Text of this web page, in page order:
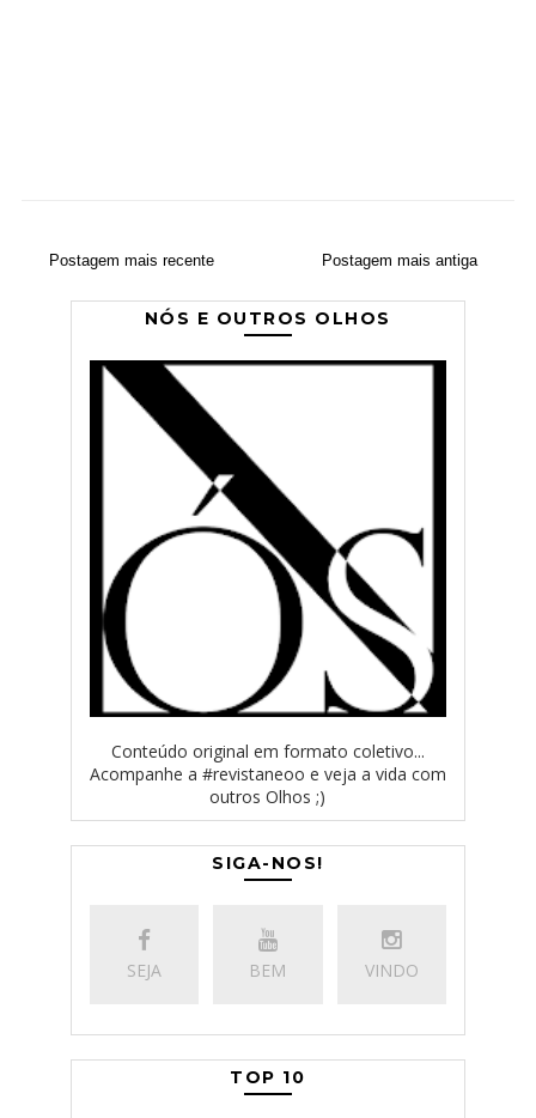
Postagem mais recente Postagem mais antiga
NÓS E OUTROS OLHOS
Conteúdo original em formato coletivo...
Acompanhe a #revistaneoo e veja a vida com
outros Olhos ;)
SIGA-NOS!
SEJA BEM VINDO
TOP 10